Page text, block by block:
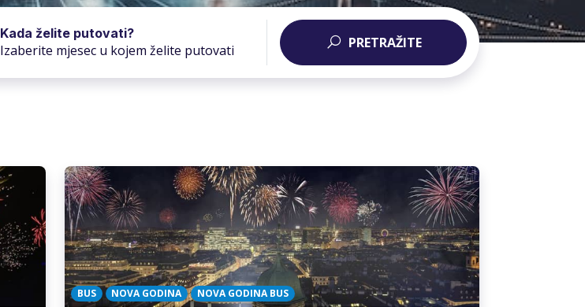
Kada želite putovati?
Izaberite mjesec u kojem želite putovati PRETRAŽITE
BUS NOVA GODINA NOVA GODINA BUS